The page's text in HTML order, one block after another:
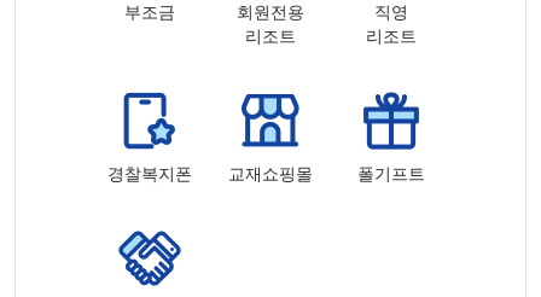
부조금
회원전용
리조트
직영
리조트
경찰복지폰 교재쇼핑몰 폴기프트